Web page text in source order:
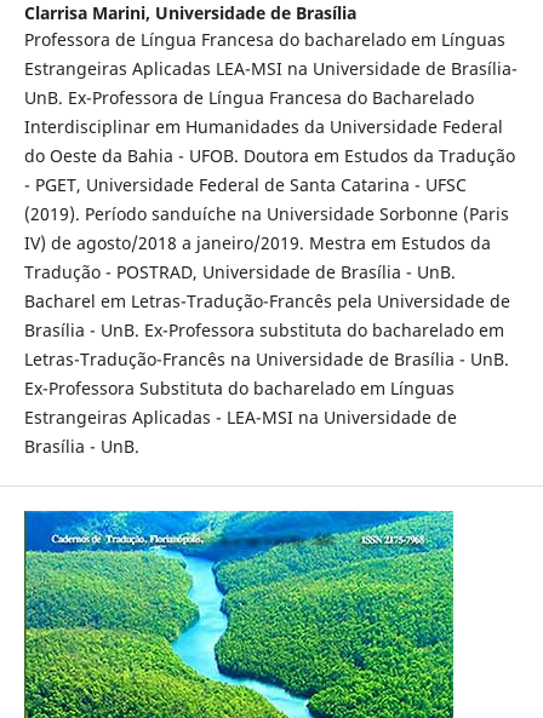
Clarrisa Marini, Universidade de Brasília
Professora de Língua Francesa do bacharelado em Línguas
Estrangeiras Aplicadas LEA-MSI na Universidade de Brasília-
UnB. Ex-Professora de Língua Francesa do Bacharelado
Interdisciplinar em Humanidades da Universidade Federal
do Oeste da Bahia - UFOB. Doutora em Estudos da Tradução
- PGET, Universidade Federal de Santa Catarina - UFSC
(2019). Período sanduíche na Universidade Sorbonne (Paris
IV) de agosto/2018 a janeiro/2019. Mestra em Estudos da
Tradução - POSTRAD, Universidade de Brasília - UnB.
Bacharel em Letras-Tradução-Francês pela Universidade de
Brasília - UnB. Ex-Professora substituta do bacharelado em
Letras-Tradução-Francês na Universidade de Brasília - UnB.
Ex-Professora Substituta do bacharelado em Línguas
Estrangeiras Aplicadas - LEA-MSI na Universidade de
Brasília - UnB.